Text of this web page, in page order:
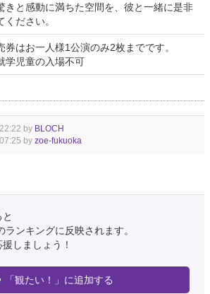
きと感動に満ちた空間を、彼と一緒に是非
ください。
はお一人様1公演のみ2枚までです。
児童の入場不可
by BLOCH
by zoe-fukuoka
ンキングに反映されます。
しましょう！
「観たい！」に追加する